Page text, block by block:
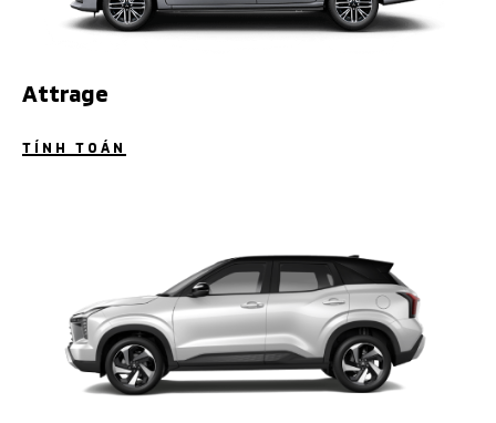
Attrage
TÍNH TOÁN